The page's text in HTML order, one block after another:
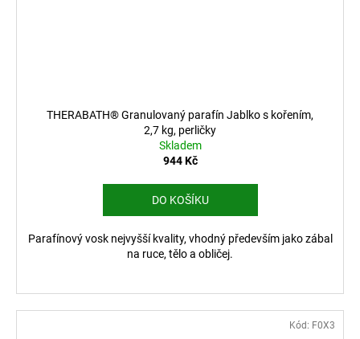
THERABATH® Granulovaný parafín Jablko s kořením,
2,7 kg, perličky
Skladem
944 Kč
DO KOŠÍKU
Parafínový vosk nejvyšší kvality, vhodný především jako zábal
na ruce, tělo a obličej.
Kód: F0X3